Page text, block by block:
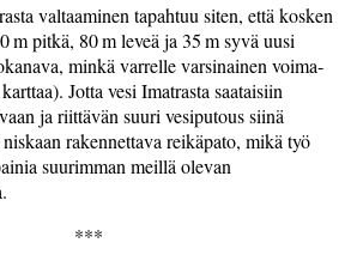
valtaaminen tapahtuu siten, että kosken
m pitkä, 80 m leveä ja 35 m syvä uusi
minkä varrelle varsinainen voima­
Jotta­ vesi­ Imatrasta saataisiin
ja riittävän suuri vesiputous siinä
rakennettava reikäpato, mikä työ
suurimman meillä olevan
***